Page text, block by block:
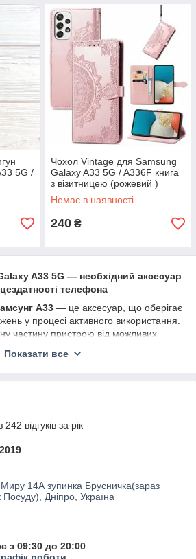
5G /
Чохол Vintage для Samsung
Galaxy A33 5G / A336F книга
з візитницею (рожевий )
Немає в наявності
240 ₴
A33 5G — необхідний аксесуар
телефона
А33 — це аксесуар, що оберігає
у процесі активного використання.
частину пристрою від можливих
зовнішній вигляд.
цифрову техніку від зовнішнього
5G — розумне та виправдане
стильне обрамлення, якщо
і знімається;
гігієнічний, просто
Показати все
відгуків за рік
14А зупинка Брусничка(зараз
Дніпро, Україна
з 09:30 до 20:00